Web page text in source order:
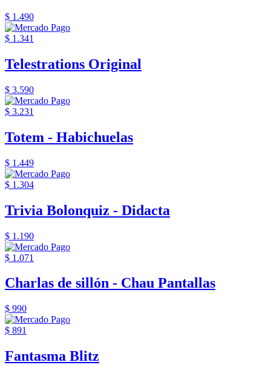
$ 1.490
$ 1.341
Telestrations Original
$ 3.590
$ 3.231
Totem - Habichuelas
$ 1.449
$ 1.304
Trivia Bolonquiz - Didacta
$ 1.190
$ 1.071
Charlas de sillón - Chau Pantallas
$ 990
$ 891
Fantasma Blitz